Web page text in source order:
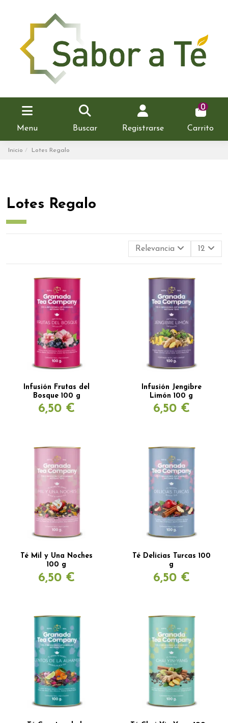
Menu Buscar Registrarse
0
Carrito
Inicio Lotes Regalo
Lotes Regalo
Relevancia 12
Infusión Frutas del
Bosque 100 g
6,50 €
Infusión Jengibre
Limón 100 g
6,50 €
Té Mil y Una Noches
100 g
6,50 €
Té Delicias Turcas 100
g
6,50 €